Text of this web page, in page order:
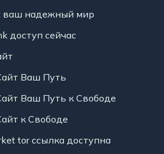
ваш надежный мир
доступ сейчас
Ваш Путь
Ваш Путь к Свободе
к Свободе
tor ссылка доступна